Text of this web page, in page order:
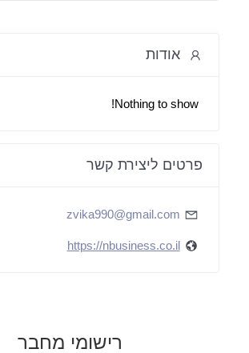
אודות
Nothing to show!
פרטים ליצירת קשר
zvika990@gmail.com
https://nbusiness.co.il
רישומי מחבר